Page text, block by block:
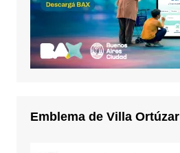
Emblema de Villa Ortúzar